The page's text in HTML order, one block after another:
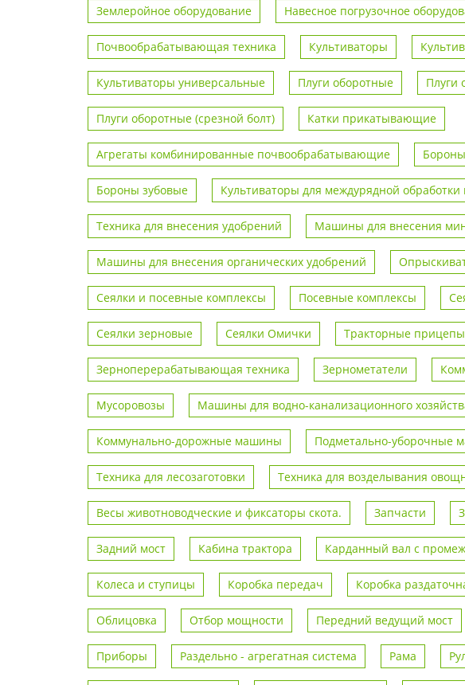
Землеройное оборудование Навесное погрузочное
Почвообрабатывающая техника Культиваторы
Культиваторы универсальные Плуги оборотные Плуги
Плуги оборотные (срезной болт) Катки прикатывающие
Агрегаты комбинированные почвообрабатывающие Бороны
Бороны зубовые Культиваторы для междурядной
Техника для внесения удобрений Машины для внесения
Машины для внесения органических удобрений
Сеялки и посевные комплексы Посевные комплексы
Сеялки зерновые Сеялки Омички Тракторные
Зерноперерабатывающая техника Зернометатели
Мусоровозы Машины для водно-канализационного
Коммунально-дорожные машины Подметально-уборочные
Техника для лесозаготовки Техника для возделывания
Весы животноводческие и фиксаторы скота. Запчасти
Задний мост Кабина трактора Карданный вал с
Колеса и ступицы Коробка передач Коробка
Облицовка Отбор мощности Передний ведущий мост
Приборы Раздельно - агрегатная система Рама